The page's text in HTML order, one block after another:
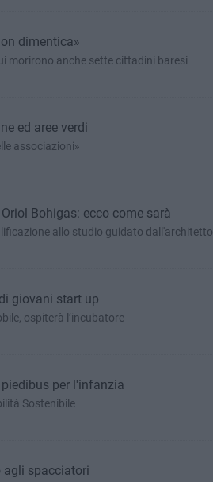
dimentica»
morirono anche sette cittadini baresi
ed aree verdi
associazioni»
Bohigas: ecco come sarà
allo studio guidato dall'architetto
giovani start up
ospiterà l’incubatore
per l'infanzia
Sostenibile
agli spacciatori